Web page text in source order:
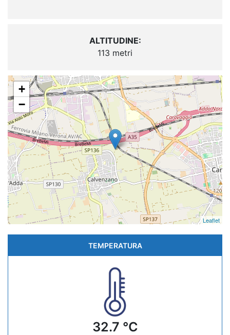
ALTITUDINE:
113 metri
+
−
Leaflet
TEMPERATURA
32.7 °C